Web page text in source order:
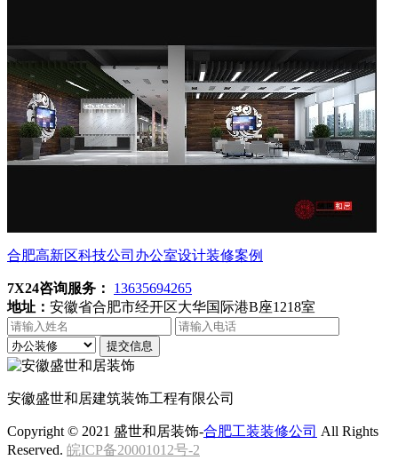
合肥高新区科技公司办公室设计装修案例
7X24咨询服务：
13635694265
地址： 安徽省合肥市经开区大华国际港B座1218室
提交信息
安徽盛世和居建筑装饰工程有限公司
Copyright © 2021 盛世和居装饰-合肥工装装修公司 All Rights
Reserved. 皖ICP备20001012号-2